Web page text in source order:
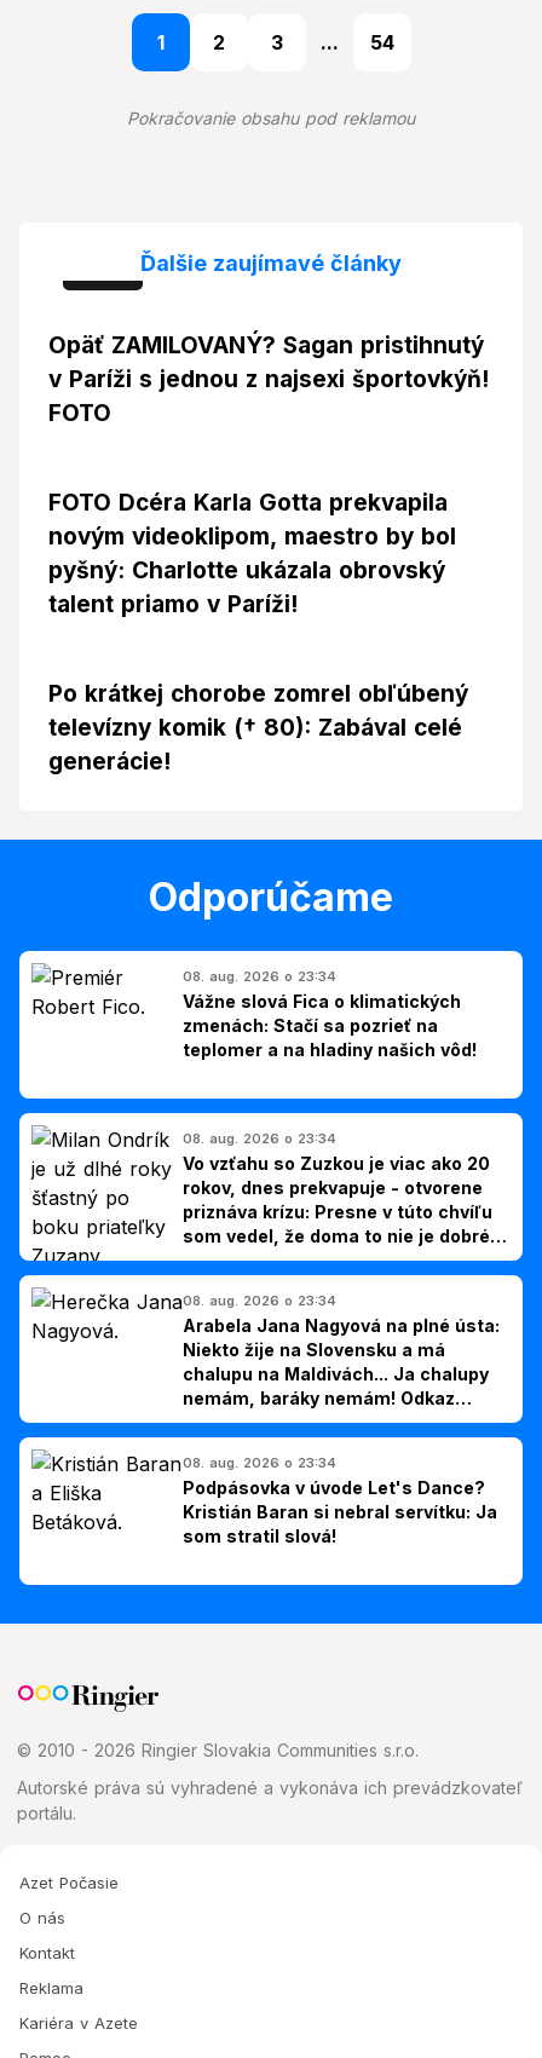
1 2 3 ... 54
Pokračovanie obsahu pod reklamou
Ďalšie zaujímavé články
Opäť ZAMILOVANÝ? Sagan pristihnutý
v Paríži s jednou z najsexi športovkýň!
FOTO
FOTO Dcéra Karla Gotta prekvapila
novým videoklipom, maestro by bol
pyšný: Charlotte ukázala obrovský
talent priamo v Paríži!
Po krátkej chorobe zomrel obľúbený
televízny komik († 80): Zabával celé
generácie!
Odporúčame
08. aug. 2026 o 23:34
Vážne slová Fica o klimatických
zmenách: Stačí sa pozrieť na
teplomer a na hladiny našich vôd!
08. aug. 2026 o 23:34
Vo vzťahu so Zuzkou je viac ako 20
rokov, dnes prekvapuje - otvorene
priznáva krízu: Presne v túto chvíľu
som vedel, že doma to nie je dobré,
hovorí Milan Ondrík
08. aug. 2026 o 23:34
Arabela Jana Nagyová na plné ústa:
Niekto žije na Slovensku a má
chalupu na Maldivách... Ja chalupy
nemám, baráky nemám! Odkaz
Slovákom
08. aug. 2026 o 23:34
Podpásovka v úvode Let's Dance?
Kristián Baran si nebral servítku: Ja
som stratil slová!
© 2010 - 2026 Ringier Slovakia Communities s.r.o.
Autorské práva sú vyhradené a vykonáva ich prevádzkovateľ
portálu.
Azet Počasie
O nás
Kontakt
Reklama
Kariéra v Azete